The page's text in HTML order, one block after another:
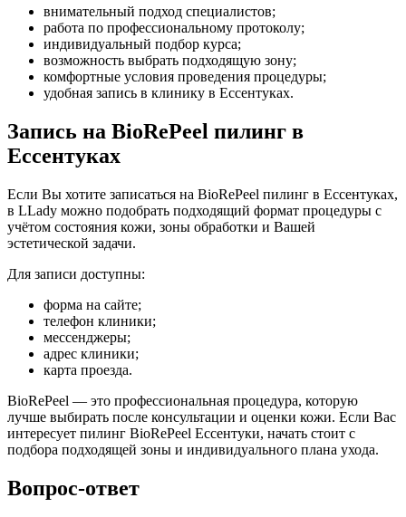
внимательный подход специалистов;
работа по профессиональному протоколу;
индивидуальный подбор курса;
возможность выбрать подходящую зону;
комфортные условия проведения процедуры;
удобная запись в клинику в Ессентуках.
Запись на BioRePeel пилинг в
Ессентуках
Если Вы хотите записаться на BioRePeel пилинг в Ессентуках,
в LLady можно подобрать подходящий формат процедуры с
учётом состояния кожи, зоны обработки и Вашей
эстетической задачи.
Для записи доступны:
форма на сайте;
телефон клиники;
мессенджеры;
адрес клиники;
карта проезда.
BioRePeel — это профессиональная процедура, которую
лучше выбирать после консультации и оценки кожи. Если Вас
интересует пилинг BioRePeel Ессентуки, начать стоит с
подбора подходящей зоны и индивидуального плана ухода.
Вопрос-ответ